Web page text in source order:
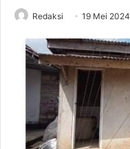
Redaksi 19 Mei 2024